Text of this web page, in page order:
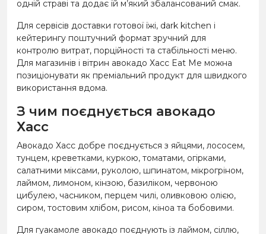
одній страві та додає їй м’який збалансований смак.
Для сервісів доставки готової їжі, dark kitchen і
кейтерингу поштучний формат зручний для
контролю витрат, порційності та стабільності меню.
Для магазинів і вітрин авокадо Хасс Eat Me можна
позиціонувати як преміальний продукт для швидкого
використання вдома.
З чим поєднується авокадо
Хасс
Авокадо Хасс добре поєднується з яйцями, лососем,
тунцем, креветками, куркою, томатами, огірками,
салатними міксами, руколою, шпинатом, мікрогріном,
лаймом, лимоном, кінзою, базиліком, червоною
цибулею, часником, перцем чилі, оливковою олією,
сиром, тостовим хлібом, рисом, кіноа та бобовими.
Для гуакамоле авокадо поєднують із лаймом, сіллю,